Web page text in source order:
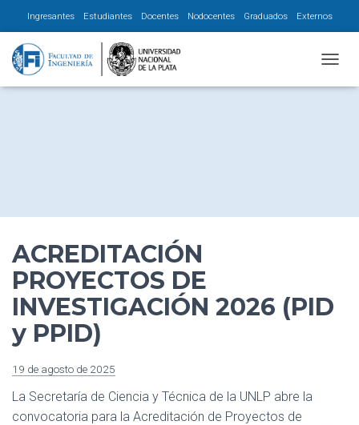
Ingresantes Estudiantes Docentes Nodocentes Graduados Externos
ACREDITACIÓN
PROYECTOS DE
INVESTIGACIÓN 2026 (PID
y PPID)
19 de agosto de 2025
La Secretaría de Ciencia y Técnica de la UNLP abre la
convocatoria para la Acreditación de Proyectos de